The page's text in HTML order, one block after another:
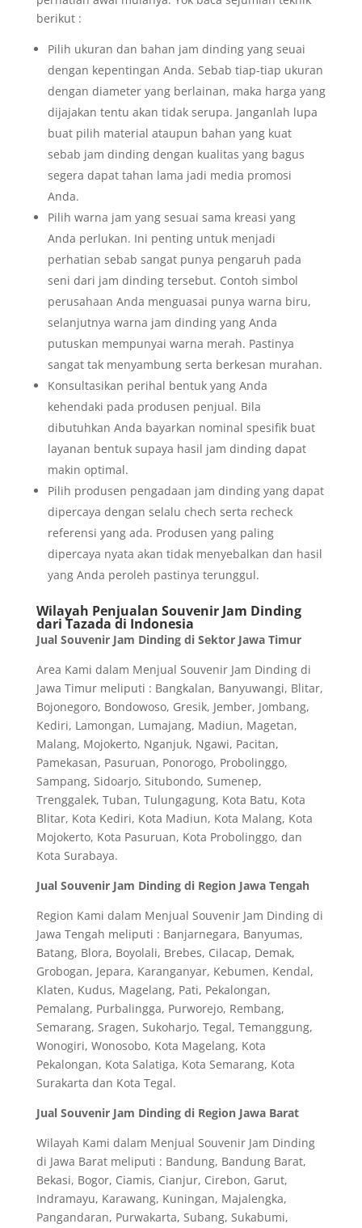
berikut :
Pilih ukuran dan bahan jam dinding yang seuai
dengan kepentingan Anda. Sebab tiap-tiap ukuran
dengan diameter yang berlainan, maka harga yang
dijajakan tentu akan tidak serupa. Janganlah lupa
buat pilih material ataupun bahan yang kuat
sebab jam dinding dengan kualitas yang bagus
segera dapat tahan lama jadi media promosi
Anda.
Pilih warna jam yang sesuai sama kreasi yang
Anda perlukan. Ini penting untuk menjadi
perhatian sebab sangat punya pengaruh pada
seni dari jam dinding tersebut. Contoh simbol
perusahaan Anda menguasai punya warna biru,
selanjutnya warna jam dinding yang Anda
putuskan mempunyai warna merah. Pastinya
sangat tak menyambung serta berkesan murahan.
Konsultasikan perihal bentuk yang Anda
kehendaki pada produsen penjual. Bila
dibutuhkan Anda bayarkan nominal spesifik buat
layanan bentuk supaya hasil jam dinding dapat
makin optimal.
Pilih produsen pengadaan jam dinding yang dapat
dipercaya dengan selalu chech serta recheck
referensi yang ada. Produsen yang paling
dipercaya nyata akan tidak menyebalkan dan hasil
yang Anda peroleh pastinya terunggul.
Wilayah Penjualan Souvenir Jam Dinding
dari Tazada di Indonesia
Jual Souvenir Jam Dinding di Sektor Jawa Timur
Area Kami dalam Menjual Souvenir Jam Dinding di
Jawa Timur meliputi : Bangkalan, Banyuwangi, Blitar,
Bojonegoro, Bondowoso, Gresik, Jember, Jombang,
Kediri, Lamongan, Lumajang, Madiun, Magetan,
Malang, Mojokerto, Nganjuk, Ngawi, Pacitan,
Pamekasan, Pasuruan, Ponorogo, Probolinggo,
Sampang, Sidoarjo, Situbondo, Sumenep,
Trenggalek, Tuban, Tulungagung, Kota Batu, Kota
Blitar, Kota Kediri, Kota Madiun, Kota Malang, Kota
Mojokerto, Kota Pasuruan, Kota Probolinggo, dan
Kota Surabaya.
Jual Souvenir Jam Dinding di Region Jawa Tengah
Region Kami dalam Menjual Souvenir Jam Dinding di
Jawa Tengah meliputi : Banjarnegara, Banyumas,
Batang, Blora, Boyolali, Brebes, Cilacap, Demak,
Grobogan, Jepara, Karanganyar, Kebumen, Kendal,
Klaten, Kudus, Magelang, Pati, Pekalongan,
Pemalang, Purbalingga, Purworejo, Rembang,
Semarang, Sragen, Sukoharjo, Tegal, Temanggung,
Wonogiri, Wonosobo, Kota Magelang, Kota
Pekalongan, Kota Salatiga, Kota Semarang, Kota
Surakarta dan Kota Tegal.
Jual Souvenir Jam Dinding di Region Jawa Barat
Wilayah Kami dalam Menjual Souvenir Jam Dinding
di Jawa Barat meliputi : Bandung, Bandung Barat,
Bekasi, Bogor, Ciamis, Cianjur, Cirebon, Garut,
Indramayu, Karawang, Kuningan, Majalengka,
Pangandaran, Purwakarta, Subang, Sukabumi,